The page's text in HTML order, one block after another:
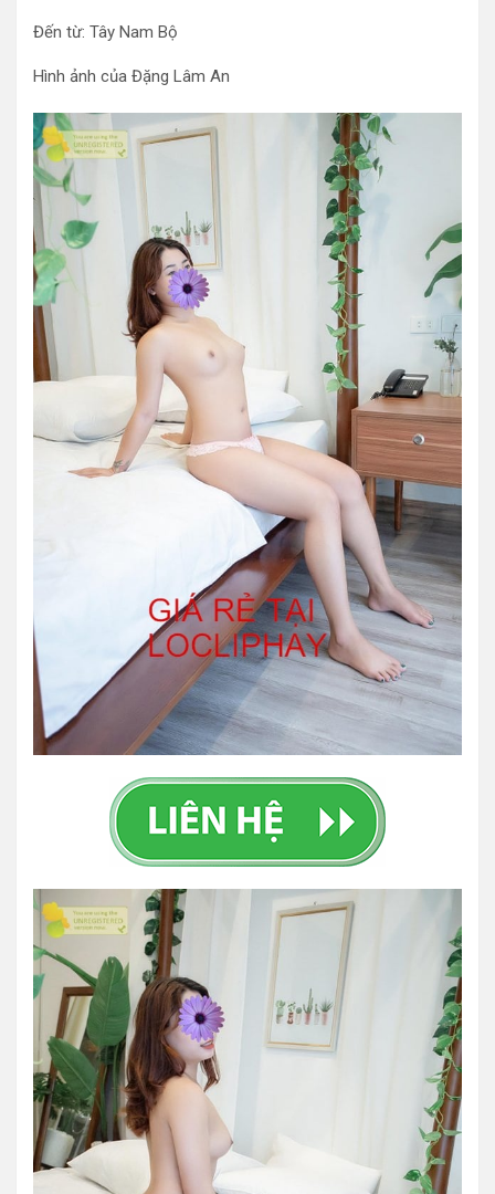
Đến từ: Tây Nam Bộ
Hình ảnh của Đặng Lâm An